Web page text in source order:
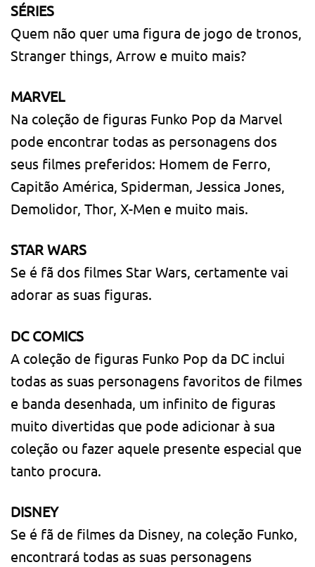
SÉRIES
Quem não quer uma figura de jogo de tronos,
Stranger things, Arrow e muito mais?
MARVEL
Na coleção de figuras Funko Pop da Marvel
pode encontrar todas as personagens dos
seus filmes preferidos: Homem de Ferro,
Capitão América, Spiderman, Jessica Jones,
Demolidor, Thor, X-Men e muito mais.
STAR WARS
Se é fã dos filmes Star Wars, certamente vai
adorar as suas figuras.
DC COMICS
A coleção de figuras Funko Pop da DC inclui
todas as suas personagens favoritos de filmes
e banda desenhada, um infinito de figuras
muito divertidas que pode adicionar à sua
coleção ou fazer aquele presente especial que
tanto procura.
DISNEY
Se é fã de filmes da Disney, na coleção Funko,
encontrará todas as suas personagens